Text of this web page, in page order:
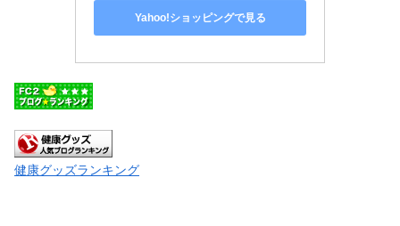
Yahoo!ショッピングで見る
健康グッズランキング